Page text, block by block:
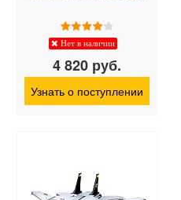
Нет в наличии
4 820 руб.
Узнать о поступлении